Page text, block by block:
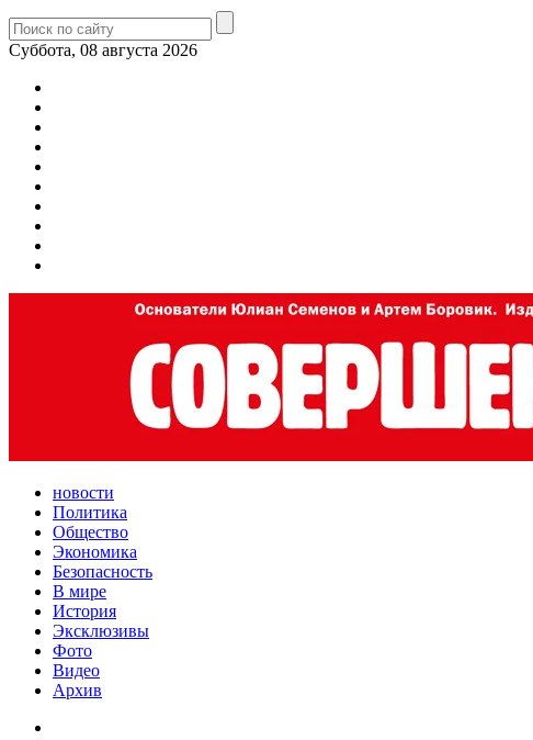
Суббота, 08 августа 2026
новости
Политика
Общество
Экономика
Безопасность
В мире
История
Эксклюзивы
Фото
Видео
Архив